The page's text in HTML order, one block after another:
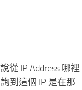
從 IP Address 哪裡
到這個 IP 是在那